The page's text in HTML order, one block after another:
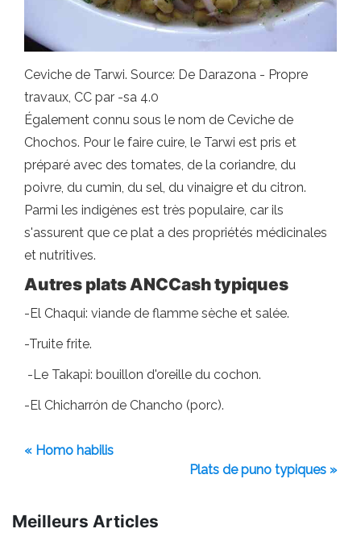
Ceviche de Tarwi. Source: De Darazona - Propre
travaux, CC par -sa 4.0
Également connu sous le nom de Ceviche de
Chochos. Pour le faire cuire, le Tarwi est pris et
préparé avec des tomates, de la coriandre, du
poivre, du cumin, du sel, du vinaigre et du citron.
Parmi les indigènes est très populaire, car ils
s'assurent que ce plat a des propriétés médicinales
et nutritives.
Autres plats ANCCash typiques
-El Chaqui: viande de flamme sèche et salée.
-Truite frite.
-Le Takapi: bouillon d'oreille du cochon.
-El Chicharrón de Chancho (porc).
« Homo habilis
Plats de puno typiques »
Meilleurs Articles